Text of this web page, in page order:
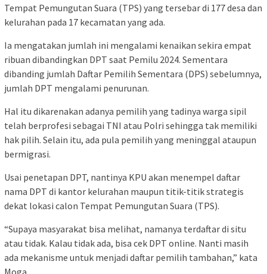
Tempat Pemungutan Suara (TPS) yang tersebar di 177 desa dan
kelurahan pada 17 kecamatan yang ada.
Ia mengatakan jumlah ini mengalami kenaikan sekira empat
ribuan dibandingkan DPT saat Pemilu 2024. Sementara
dibanding jumlah Daftar Pemilih Sementara (DPS) sebelumnya,
jumlah DPT mengalami penurunan.
Hal itu dikarenakan adanya pemilih yang tadinya warga sipil
telah berprofesi sebagai TNI atau Polri sehingga tak memiliki
hak pilih. Selain itu, ada pula pemilih yang meninggal ataupun
bermigrasi.
Usai penetapan DPT, nantinya KPU akan menempel daftar
nama DPT di kantor kelurahan maupun titik-titik strategis
dekat lokasi calon Tempat Pemungutan Suara (TPS).
“Supaya masyarakat bisa melihat, namanya terdaftar di situ
atau tidak. Kalau tidak ada, bisa cek DPT online. Nanti masih
ada mekanisme untuk menjadi daftar pemilih tambahan,” kata
Moga.